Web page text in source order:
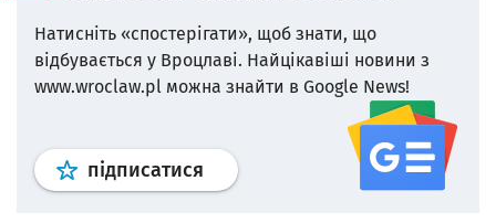
Натисніть «спостерігати», щоб знати, що
відбувається у Вроцлаві. Найцікавіші новини з
www.wroclaw.pl можна знайти в Google News!
підписатися Профіль google news